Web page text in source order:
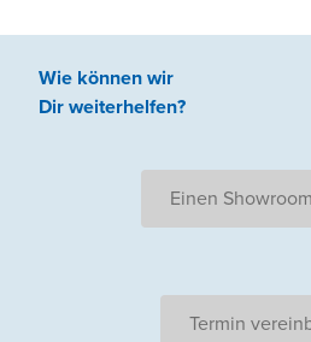
Wie können wir
Dir weiterhelfen?
Einen
Termin